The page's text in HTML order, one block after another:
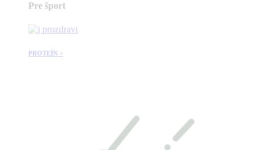
Pre šport
PROTEÍN +